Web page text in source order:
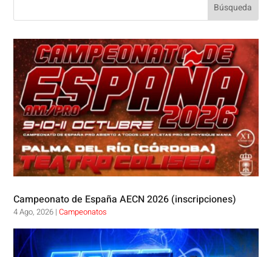
Campeonato de España AECN 2026 (inscripciones)
4 Ago, 2026 |Campeonatos